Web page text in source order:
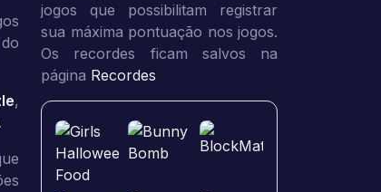
,
.
jogos que possibilitam registrar
sua máxima pontuação nos jogos.
Os recordes ficam salvos na
página Recordes